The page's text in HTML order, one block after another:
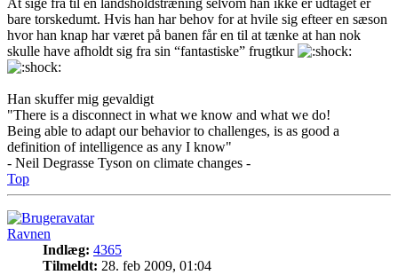
At sige fra til en landsholdstræning selvom han ikke er udtaget er
bare torskedumt. Hvis han har behov for at hvile sig efteer en sæson
hvor han knap har været på banen får en til at tænke at han nok
skulle have afholdt sig fra sin “fantastiske” frugtkur
Han skuffer mig gevaldigt
"There is a disconnect in what we know and what we do!
Being able to adapt our behavior to challenges, is as good a
definition of intelligence as any I know"
- Neil Degrasse Tyson on climate changes -
Top
Ravnen
Indlæg: 4365
Tilmeldt: 28. feb 2009, 01:04